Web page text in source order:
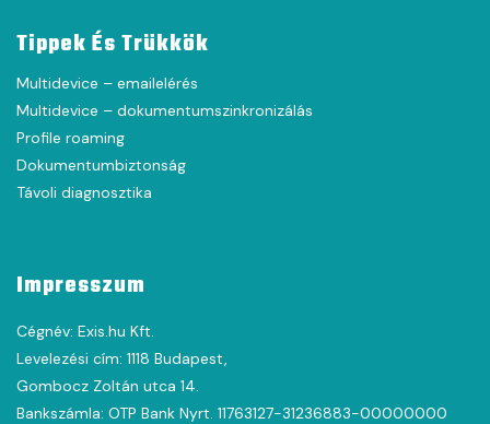
Tippek És Trükkök
Multidevice – emailelérés
Multidevice – dokumentumszinkronizálás
Profile roaming
Dokumentumbiztonság
Távoli diagnosztika
Impresszum
Cégnév: Exis.hu Kft.
Levelezési cím: 1118 Budapest,
Gombocz Zoltán utca 14.
Bankszámla: OTP Bank Nyrt. 11763127-31236883-00000000